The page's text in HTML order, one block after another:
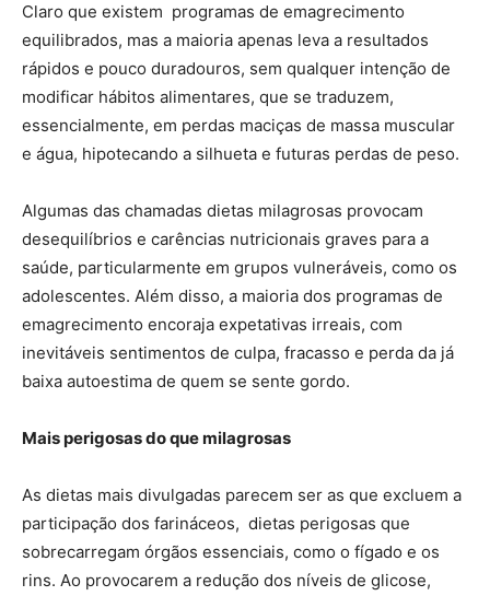
Claro que existem programas de emagrecimento
equilibrados, mas a maioria apenas leva a resultados
rápidos e pouco duradouros, sem qualquer intenção de
modificar hábitos alimentares, que se traduzem,
essencialmente, em perdas maciças de massa muscular
e água, hipotecando a silhueta e futuras perdas de peso.
Algumas das chamadas dietas milagrosas provocam
desequilíbrios e carências nutricionais graves para a
saúde, particularmente em grupos vulneráveis, como os
adolescentes. Além disso, a maioria dos programas de
emagrecimento encoraja expetativas irreais, com
inevitáveis sentimentos de culpa, fracasso e perda da já
baixa autoestima de quem se sente gordo.
Mais perigosas do que milagrosas
As dietas mais divulgadas parecem ser as que excluem a
participação dos farináceos, dietas perigosas que
sobrecarregam órgãos essenciais, como o fígado e os
rins. Ao provocarem a redução dos níveis de glicose,